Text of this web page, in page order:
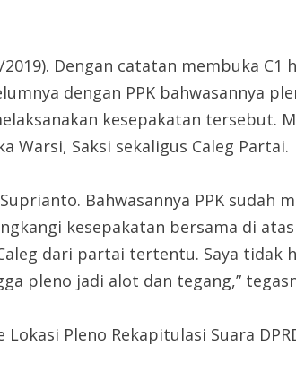
Dengan catatan membuka C1
dengan PPK bahwasannya
kesepakatan tersebut.
Warsi, Saksi sekaligus Caleg Partai.
Bahwasannya PPK sudah
kesepakatan bersama di
dari partai tertentu. Saya tidak
pleno jadi alot dan tegang,”
Pleno Rekapitulasi Suara